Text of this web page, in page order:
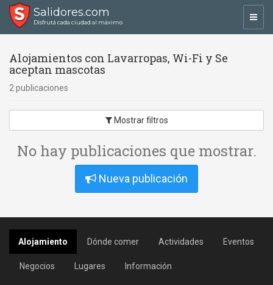
Salidores.com
Disfrutá cada ciudad al máximo
Alojamientos con Lavarropas, Wi-Fi y Se
aceptan mascotas
2 publicaciones
Mostrar filtros
No hay publicaciones que mostrar.
Nueva publicación
Alojamiento Dónde comer Actividades Eventos
Negocios Lugares Información